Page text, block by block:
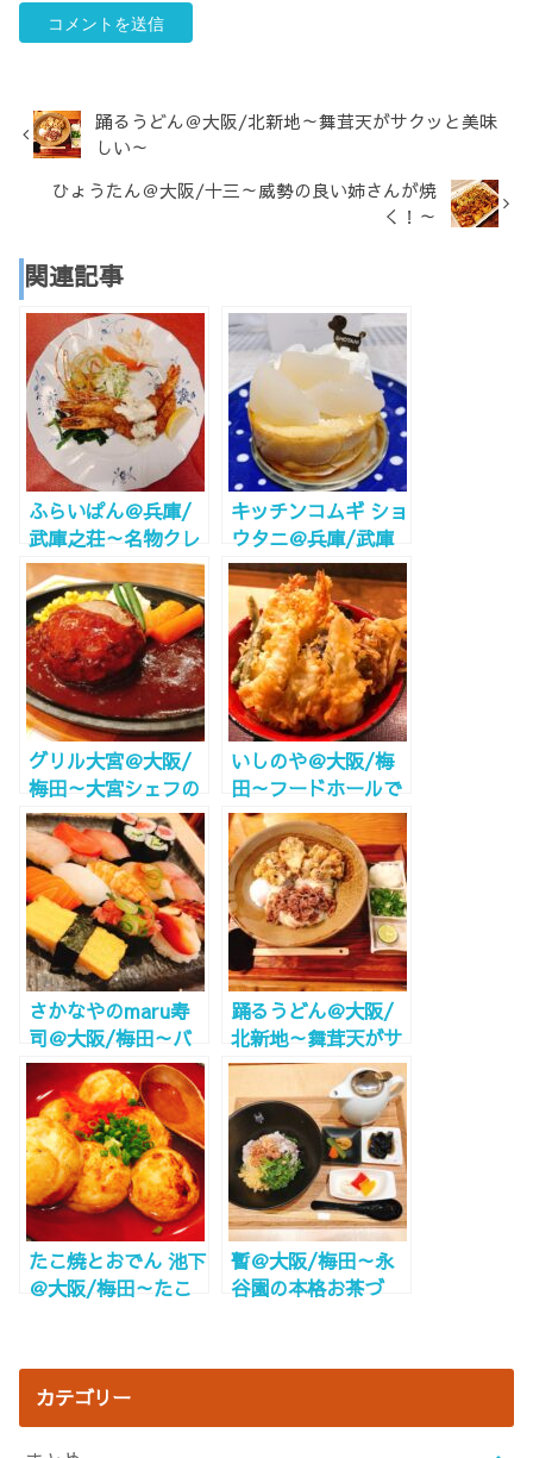
踊るうどん＠大阪/北新地～舞茸天がサクッと美味
しい～
ひょうたん＠大阪/十三～威勢の良い姉さんが焼
く！～
関連記事
ふらいぱん＠兵庫/
武庫之荘～名物クレ
ープと洋食のお店～
キッチンコムギ ショ
ウタニ＠兵庫/武庫
之荘～あの
SHOTANIの新ブラ
ンドはロールケーキ
専門店～
グリル大宮＠大阪/
梅田～大宮シェフの
ハンバーグ！～
いしのや＠大阪/梅
田～フードホールで
本格天丼～
さかなやのmaru寿
司＠大阪/梅田～バ
ルチカ寿司屋で美味
しいランチ～
踊るうどん＠大阪/
北新地～舞茸天がサ
クッと美味しい～
たこ焼とおでん 池下
＠大阪/梅田～たこ
暫＠大阪/梅田～永
谷園の本格お茶づ
カテゴリー